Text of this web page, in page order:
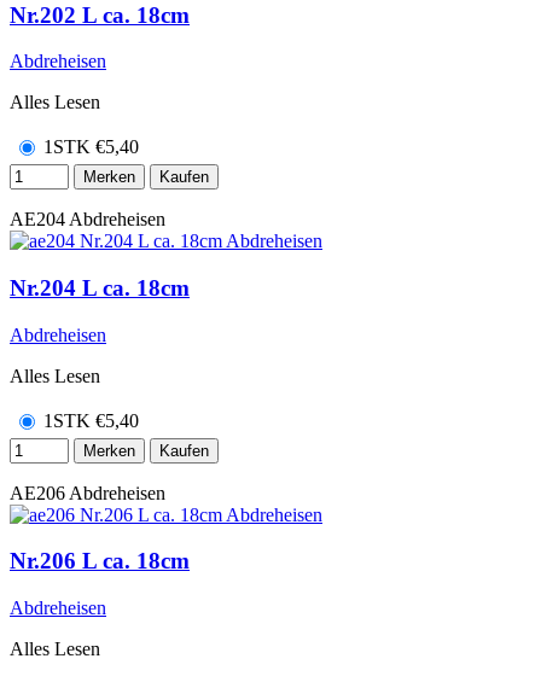
Nr.202 L ca. 18cm
Abdreheisen
Alles Lesen
1STK €5,40
Merken Kaufen
AE204 Abdreheisen
Nr.204 L ca. 18cm
Abdreheisen
Alles Lesen
1STK €5,40
Merken Kaufen
AE206 Abdreheisen
Nr.206 L ca. 18cm
Abdreheisen
Alles Lesen